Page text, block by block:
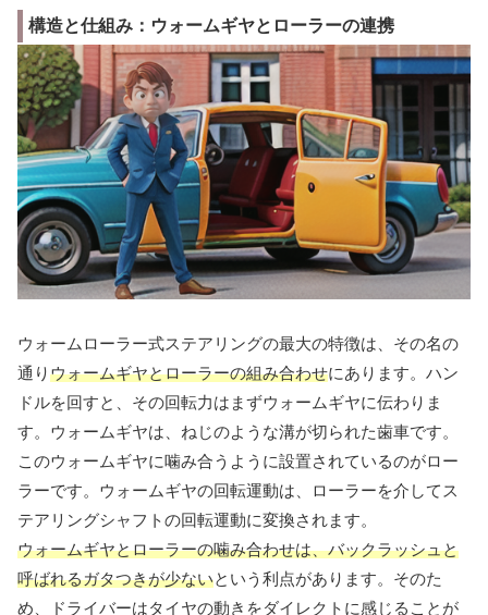
構造と仕組み：ウォームギヤとローラーの連携
ウォームローラー式ステアリングの最大の特徴は、その名の
通りウォームギヤとローラーの組み合わせにあります。ハン
ドルを回すと、その回転力はまずウォームギヤに伝わりま
す。ウォームギヤは、ねじのような溝が切られた歯車です。
このウォームギヤに噛み合うように設置されているのがロー
ラーです。ウォームギヤの回転運動は、ローラーを介してス
テアリングシャフトの回転運動に変換されます。
ウォームギヤとローラーの噛み合わせは、バックラッシュと
呼ばれるガタつきが少ないという利点があります。そのた
め、ドライバーはタイヤの動きをダイレクトに感じることが